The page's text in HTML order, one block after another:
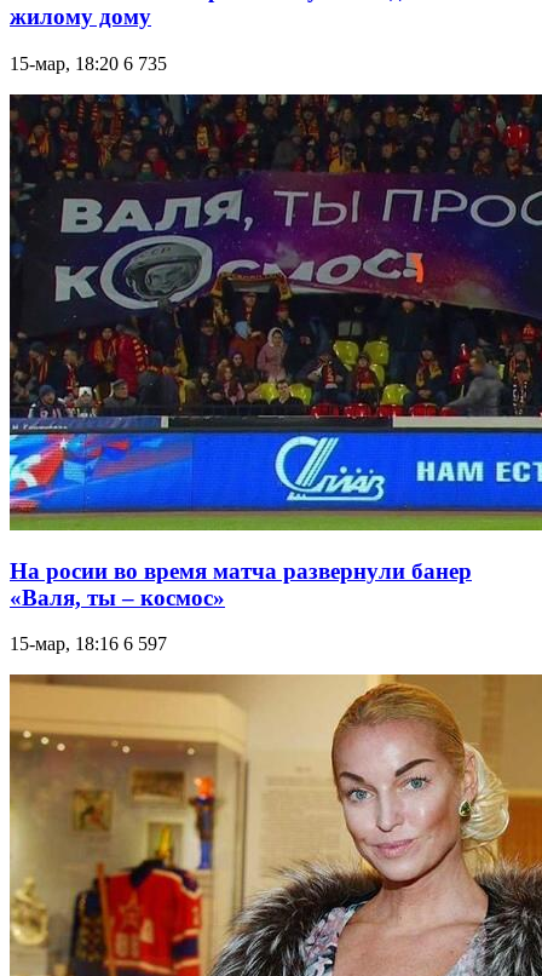
жилому дому
15-мар, 18:20 6 735
На росии во время матча развернули банер
«Валя, ты – космос»
15-мар, 18:16 6 597